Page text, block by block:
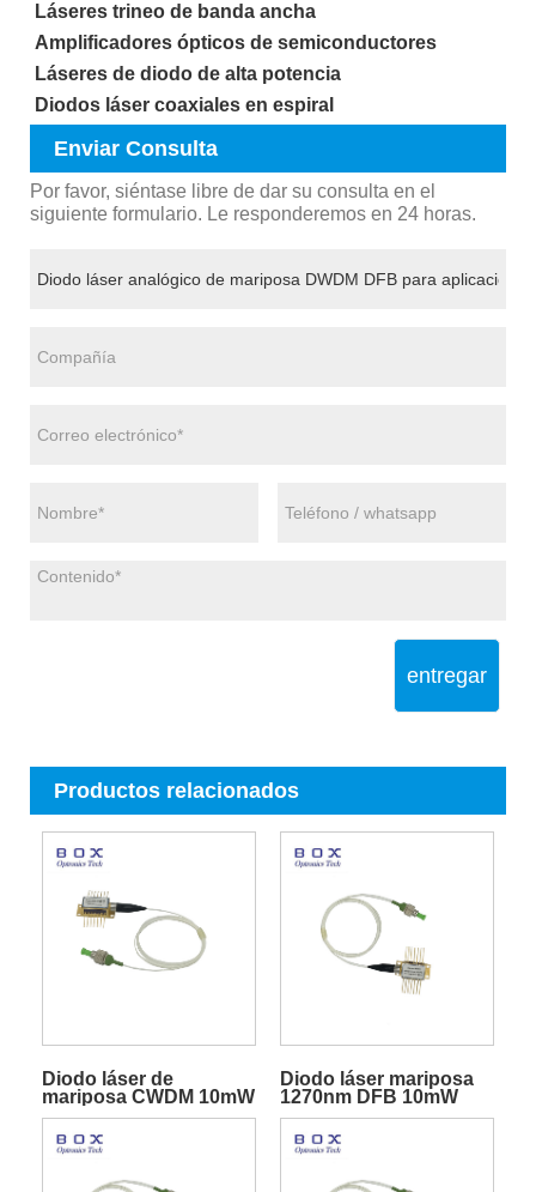
Láseres trineo de banda ancha
Amplificadores ópticos de semiconductores
Láseres de diodo de alta potencia
Diodos láser coaxiales en espiral
Enviar Consulta
Por favor, siéntase libre de dar su consulta en el
siguiente formulario. Le responderemos en 24 horas.
entregar
Productos relacionados
Diodo láser de
mariposa CWDM 10mW
DFB con TEC para
telecomunicaciones
Diodo láser mariposa
1270nm DFB 10mW